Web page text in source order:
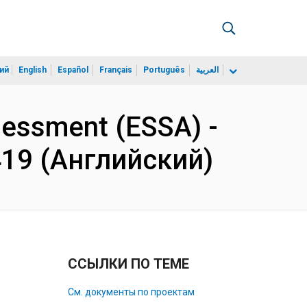
English Español Français Português العربية
(ESSA) -
(Английский)
ССЫЛКИ ПО ТЕМЕ
См. документы по проектам